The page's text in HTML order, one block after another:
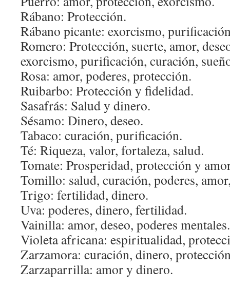
Rábano: Protección.
Rábano picante: exorcismo,
Romero: Protección, suerte, amor,
exorcismo, purificación, curación,
Rosa: amor, poderes, protección.
Ruibarbo: Protección y fidelidad.
Sasafrás: Salud y dinero.
Sésamo: Dinero, deseo.
Tabaco: curación, purificación.
Té: Riqueza, valor, fortaleza, salud.
Tomate: Prosperidad, protección y
Tomillo: salud, curación, poderes,
Trigo: fertilidad, dinero.
Uva: poderes, dinero, fertilidad.
Vainilla: amor, deseo, poderes mentales.
Violeta africana: espiritualidad,
Zarzamora: curación, dinero,
Zarzaparrilla: amor y dinero.